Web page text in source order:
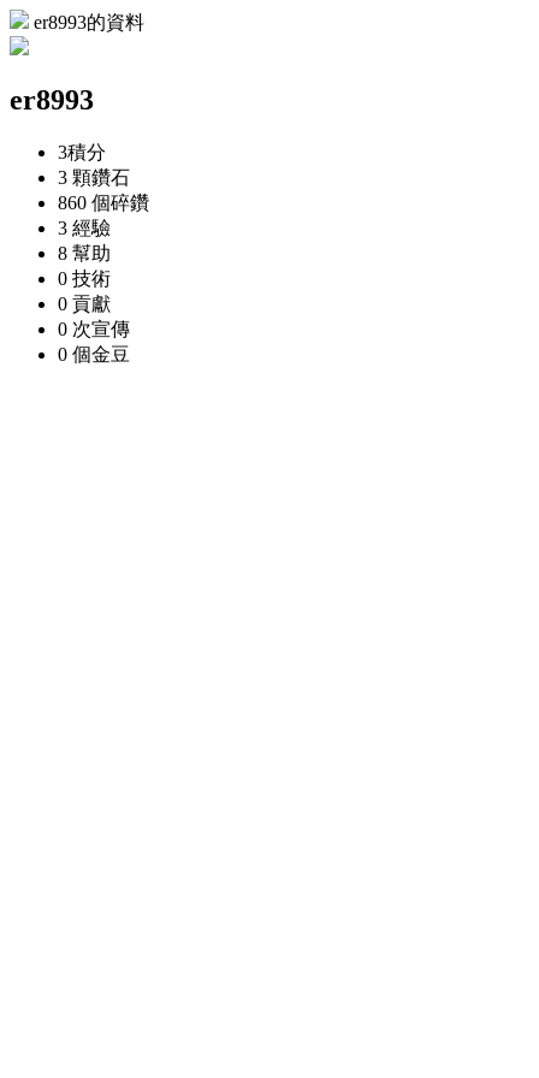
er8993的資料
er8993
3積分
3 顆鑽石
860 個碎鑽
3 經驗
8 幫助
0 技術
0 貢獻
0 次宣傳
0 個金豆